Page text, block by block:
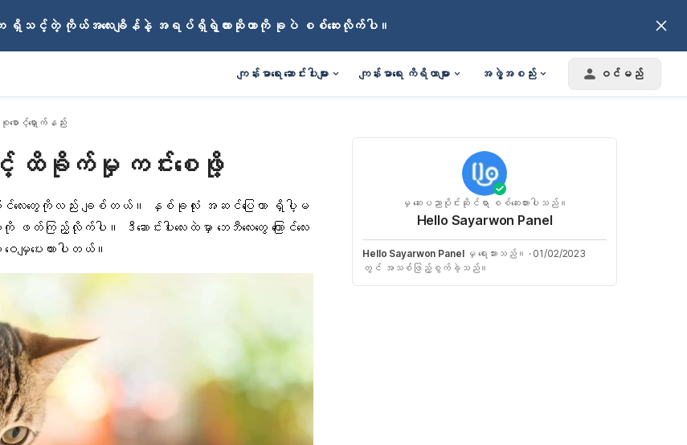
ရှိသင့်တဲ့ ကိုယ်အလေးချိန်နဲ့ အရပ်ရှိရဲ့လားဆိုတာကို ခုပဲ စစ်ဆေးလိုက်ပါ။
ကျန်းမာရေး ဆောင်းပါးများ ကျန်းမာရေး ကိရိယာများ အဖွဲ့အစည်း ဝင်မည်
စောင့်ရှောက်နည်း
ြောင့် ထိခိုက်မှု ကင်းစေဖို့
င်လေးတွေကိုလည်း ချစ်တယ်။ နှစ်ခုလုံး အဆင်ပြေတာ ရှိပါ့မ
တ်ကြည့်လိုက်ပါ။ ဒီဆောင်းပါးလေးထဲမှာ ဘေဘီလေးတွေ ကြောင်လေး
မျှပေးထားပါတယ်။
မှ ဆေးပညာပိုင်းဆိုင်ရာ စစ်ဆေးထားပါသည်။
Hello Sayarwon Panel
Hello Sayarwon Panelမှ ရေးသားသည်။ · 01/02/2023
တွင် အသစ်ဖြည့်စွက်ခဲ့သည်။